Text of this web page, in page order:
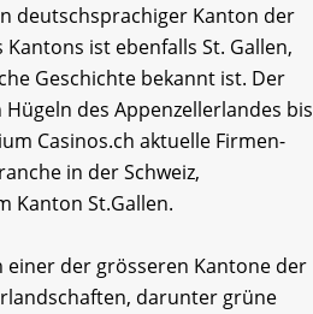
deutschsprachiger Kanton der
ist ebenfalls St. Gallen,
Geschichte bekannt ist. Der
des Appenzellerlandes bis
Casinos.ch aktuelle Firmen-
in der Schweiz,
Kanton St.Gallen.
einer der grösseren Kantone der
darunter grüne